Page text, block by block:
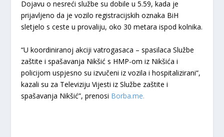
Dojavu o nesreći službe su dobile u 5.59, kada je
prijavljeno da je vozilo registracijskih oznaka BiH
sletjelo s ceste u provaliju, oko 30 metara ispod kolnika.
“U koordiniranoj akciji vatrogasaca – spasilaca Službe
zaštite i spašavanja Nikšić s HMP-om iz Nikšića i
policijom uspjesno su izvučeni iz vozila i hospitalizirani“,
kazali su za Televiziju Vijesti iz Službe zaštite i
spašavanja Nikšić”, prenosi Borba.me.